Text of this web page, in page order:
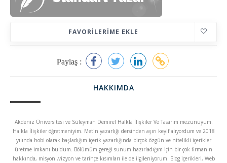
FAVORILERIME EKLE
Paylaş :
HAKKIMDA
Akdeniz Üniversitesi ve Süleyman Demirel Halkla İlişkiler Ve Tasarım mezunuyum.
Halkla İlişkiler öğretmeniyim. Metin yazarlığı dersinden aşırı keyif alıyordum ve 2018
yılında hobi olarak başladığım içerik yazarlığında birçok özgün ve nitelikli içerikler
üretme imkanı buldum. Bölümüm gereği sunum hazırladığım için bir çok firmanın
hakkında, misyon ,vizyon ve tarihçe kısımları ile de ilgileniyorum. Blog içerikleri, Web